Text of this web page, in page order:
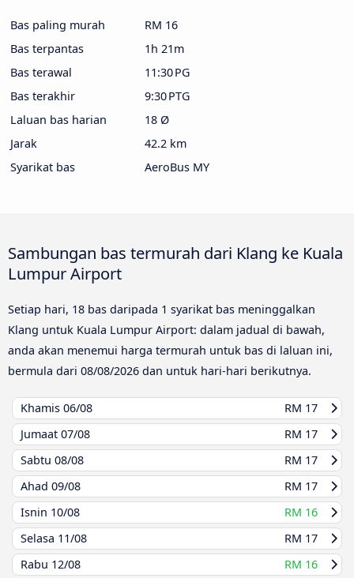
Bas paling murah
RM 16
Bas terpantas
1h 21m
Bas terawal
11:30 PG
Bas terakhir
9:30 PTG
Laluan bas harian
18 Ø
Jarak
42.2 km
Syarikat bas
AeroBus MY
Sambungan bas termurah dari Klang ke Kuala
Lumpur Airport
Setiap hari, 18 bas daripada 1 syarikat bas meninggalkan
Klang untuk Kuala Lumpur Airport: dalam jadual di bawah,
anda akan menemui harga termurah untuk bas di laluan ini,
bermula dari 08/08/2026 dan untuk hari-hari berikutnya.
Khamis 06/08
RM 17
Jumaat 07/08
RM 17
Sabtu 08/08
RM 17
Ahad 09/08
RM 17
Isnin 10/08
RM 16
Selasa 11/08
RM 17
Rabu 12/08 RM 16